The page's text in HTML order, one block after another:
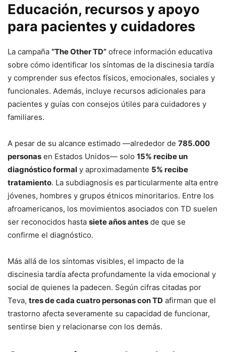
Educación, recursos y apoyo
para pacientes y cuidadores
La campaña “The Other TD” ofrece información educativa
sobre cómo identificar los síntomas de la discinesia tardía
y comprender sus efectos físicos, emocionales, sociales y
funcionales. Además, incluye recursos adicionales para
pacientes y guías con consejos útiles para cuidadores y
familiares.
A pesar de su alcance estimado —alrededor de 785.000
personas en Estados Unidos— solo 15% recibe un
diagnóstico formal y aproximadamente 5% recibe
tratamiento. La subdiagnosis es particularmente alta entre
jóvenes, hombres y grupos étnicos minoritarios. Entre los
afroamericanos, los movimientos asociados con TD suelen
ser reconocidos hasta siete años antes de que se
confirme el diagnóstico.
Más allá de los síntomas visibles, el impacto de la
discinesia tardía afecta profundamente la vida emocional y
social de quienes la padecen. Según cifras citadas por
Teva, tres de cada cuatro personas con TD afirman que el
trastorno afecta severamente su capacidad de funcionar,
sentirse bien y relacionarse con los demás.